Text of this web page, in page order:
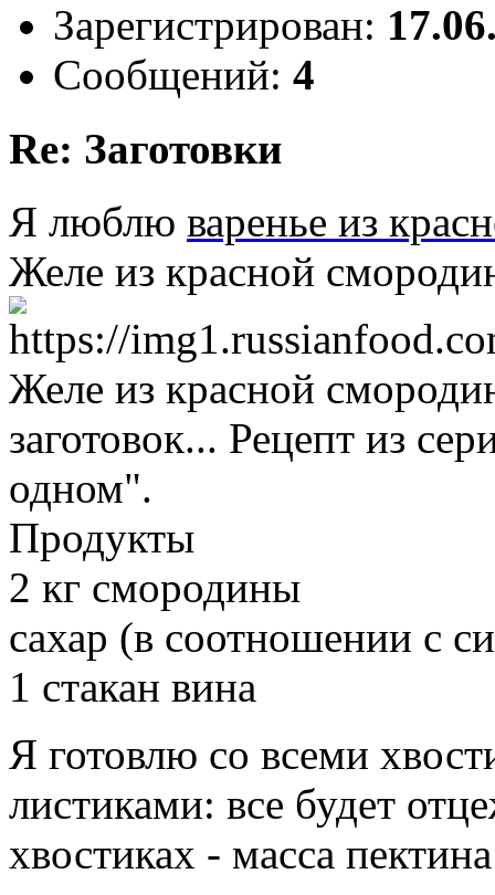
Зарегистрирован:
Сообщений: 4
Re: Заготовки
Я люблю варенье из
Желе из красной
Желе из красной
заготовок... Рецепт из
одном".
Продукты
2 кг смородины
сахар (в соотношении с
1 стакан вина
Я готовлю со всеми
листиками: все будет
хвостиках - масса